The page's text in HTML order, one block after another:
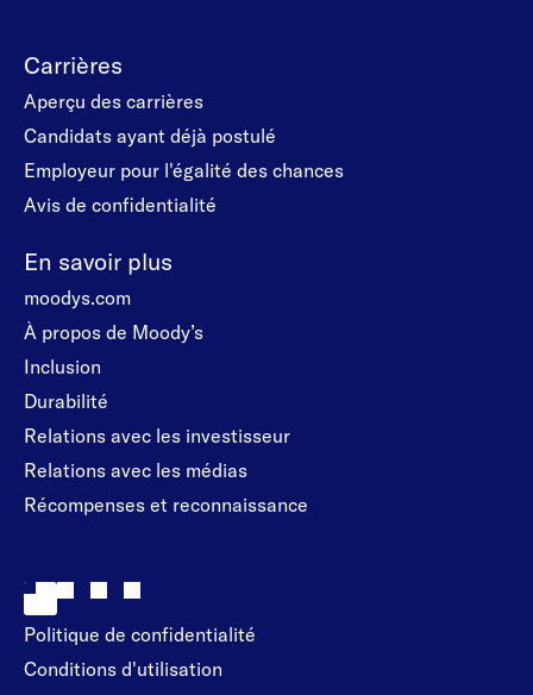
Carrières
Aperçu des carrières
Candidats ayant déjà postulé
Employeur pour l'égalité des chances
Avis de confidentialité
En savoir plus
moodys.com
À propos de Moody’s
Inclusion
Durabilité
Relations avec les investisseur
Relations avec les médias
Récompenses et reconnaissance
Politique de confidentialité
Conditions d'utilisation